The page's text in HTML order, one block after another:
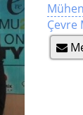
Çevre